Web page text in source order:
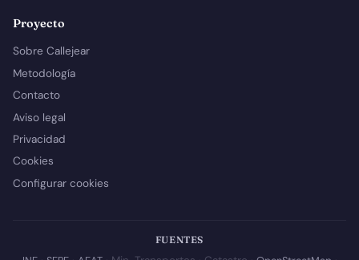
Proyecto
Sobre Callejear
Metodología
Contacto
Aviso legal
Privacidad
Cookies
Configurar cookies
FUENTES